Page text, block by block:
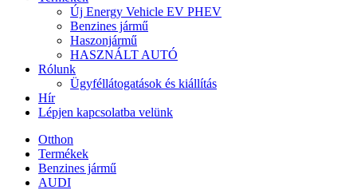
Új Energy Vehicle EV PHEV
Benzines jármű
Haszonjármű
HASZNÁLT AUTÓ
Rólunk
Ügyféllátogatások és kiállítás
Hír
Lépjen kapcsolatba velünk
Otthon
Termékek
Benzines jármű
AUDI